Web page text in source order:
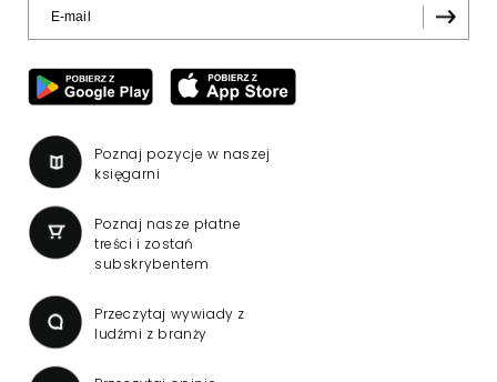
Poznaj pozycje w naszej
księgarni
Poznaj nasze płatne
treści i zostań
subskrybentem
Przeczytaj wywiady z
ludźmi z branży